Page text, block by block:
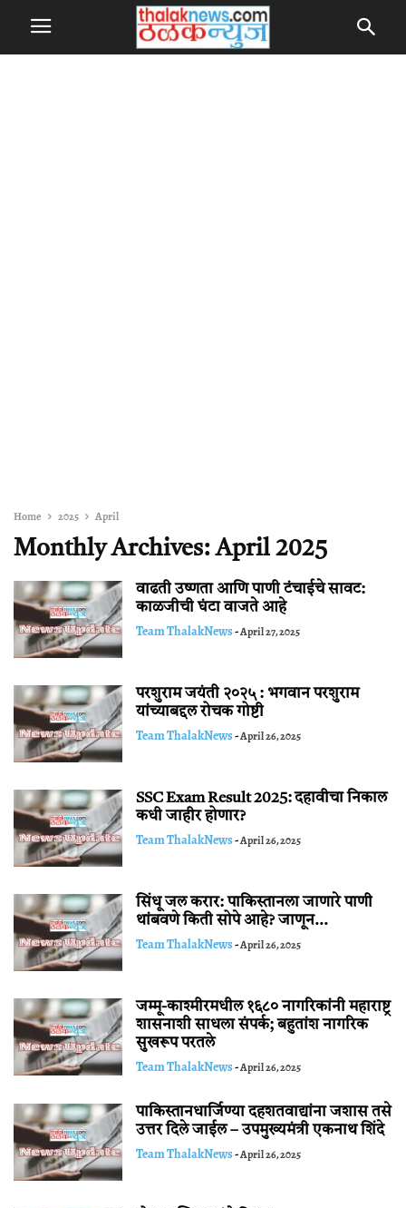
Home 2025 April
Monthly Archives: April 2025
वाढती उष्णता आणि पाणी टंचाईचे सावट:
काळजीची घंटा वाजते आहे
Team ThalakNews-April 27, 2025
परशुराम जयंती २०२५ : भगवान परशुराम
यांच्याबद्दल रोचक गोष्टी
Team ThalakNews-April 26, 2025
SSC Exam Result 2025: दहावीचा निकाल
कधी जाहीर होणार?
Team ThalakNews-April 26, 2025
सिंधू जल करार: पाकिस्तानला जाणारे पाणी
थांबवणे किती सोपे आहे? जाणून...
Team ThalakNews-April 26, 2025
जम्मू-काश्मीरमधील १६८० नागरिकांनी महाराष्ट्र
शासनाशी साधला संपर्क; बहुतांश नागरिक
सुखरूप परतले
Team ThalakNews-April 26, 2025
पाकिस्तानधार्जिण्या दहशतवाद्यांना जशास तसे
उत्तर दिले जाईल – उपमुख्यमंत्री एकनाथ शिंदे
Team ThalakNews-April 26, 2025